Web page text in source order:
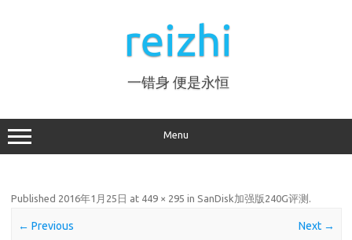
reizhi
一错身 便是永恒
Menu
Published 2016年1月25日 at 449 × 295 in SanDisk加强版240G评测 .
← Previous Next →